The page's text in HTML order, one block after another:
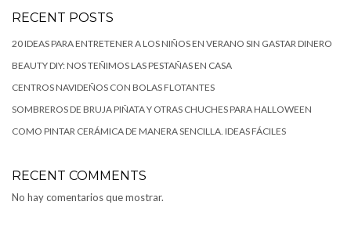
RECENT POSTS
20 IDEAS PARA ENTRETENER A LOS NIÑOS EN VERANO SIN GASTAR DINERO
BEAUTY DIY: NOS TEÑIMOS LAS PESTAÑAS EN CASA
CENTROS NAVIDEÑOS CON BOLAS FLOTANTES
SOMBREROS DE BRUJA PIÑATA Y OTRAS CHUCHES PARA HALLOWEEN
COMO PINTAR CERÁMICA DE MANERA SENCILLA. IDEAS FÁCILES
RECENT COMMENTS
No hay comentarios que mostrar.